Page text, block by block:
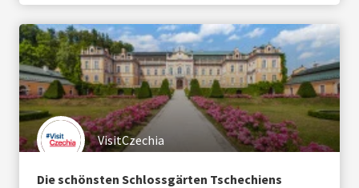
VisitCzechia
Die schönsten Schlossgärten Tschechiens